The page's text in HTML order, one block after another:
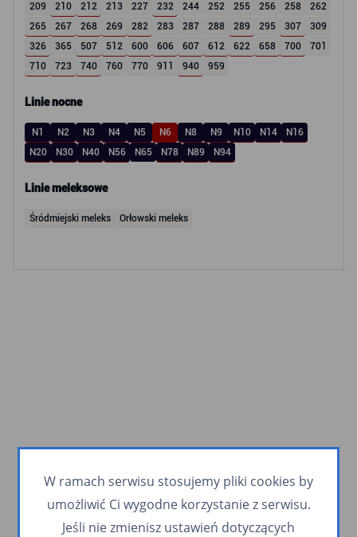
209
210 212 213 227 232 244 252 255 256 258
262
265
267 268 269 282 283 287 288 289 295 307
309
326
365 507 512 600 606 607 612 622 658 700
701
710
723 740 760 770 911 940 959
Linie nocne
N1 N2 N3 N4 N5 N6 N8 N9 N10 N14
N16
N20
N30 N40 N56 N65 N78 N89 N94
Linie meleksowe
Śródmiejski meleks Orłowski meleks
W ramach serwisu stosujemy pliki cookies by
umożliwić Ci wygodne korzystanie z serwisu.
Jeśli nie zmienisz ustawień dotyczących